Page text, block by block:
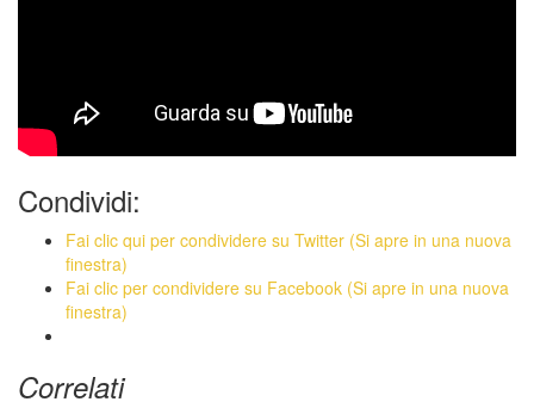
Condividi:
Fai clic qui per condividere su Twitter (Si apre in una nuova
finestra)
Fai clic per condividere su Facebook (Si apre in una nuova
finestra)
Correlati